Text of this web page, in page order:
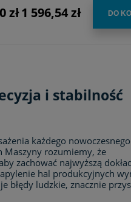
zł1 596,54 zł DO
i stabilność
każdego nowoczesnego
Maszyny rozumiemy, że
zachować najwyższą
hal produkcyjnych
błędy ludzkie, znacznie